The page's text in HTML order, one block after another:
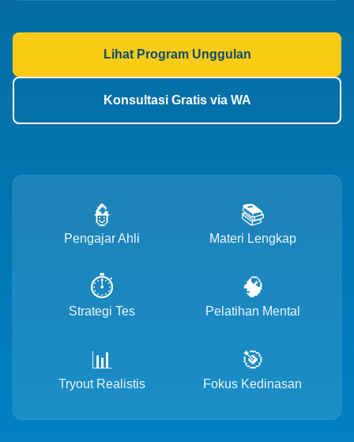
Lihat Program Unggulan
Konsultasi Gratis via WA
👮
Pengajar Ahli
📚
Materi Lengkap
⏱️
Strategi Tes
🧠
Pelatihan Mental
📊
Tryout Realistis
🎯
Fokus Kedinasan